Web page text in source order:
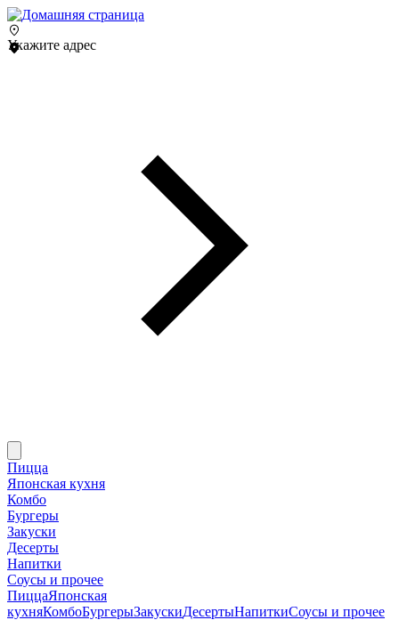
Укажите адрес
Пицца
Японская кухня
Комбо
Бургеры
Закуски
Десерты
Напитки
Соусы и прочее
ПиццаЯпонская
кухняКомбоБургерыЗакускиДесертыНапиткиСоусы и прочее